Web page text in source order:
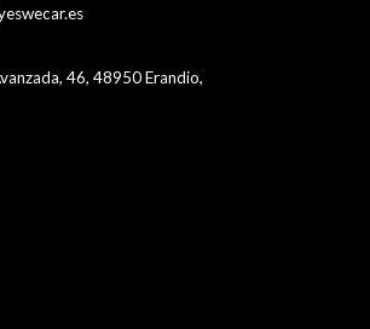
46, 48950 Erandio,